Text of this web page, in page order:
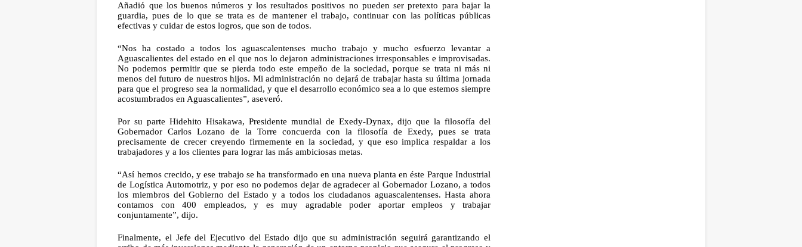
Añadió que los buenos números y los resultados positivos no pueden ser pretexto para bajar la
guardia, pues de lo que se trata es de mantener el trabajo, continuar con las políticas públicas
efectivas y cuidar de estos logros, que son de todos.
“Nos ha costado a todos los aguascalentenses mucho trabajo y mucho esfuerzo levantar a
Aguascalientes del estado en el que nos lo dejaron administraciones irresponsables e improvisadas.
No podemos permitir que se pierda todo este empeño de la sociedad, porque se trata ni más ni
menos del futuro de nuestros hijos. Mi administración no dejará de trabajar hasta su última jornada
para que el progreso sea la normalidad, y que el desarrollo económico sea a lo que estemos siempre
acostumbrados en Aguascalientes”, aseveró.
Por su parte Hidehito Hisakawa, Presidente mundial de Exedy-Dynax, dijo que la filosofía del
Gobernador Carlos Lozano de la Torre concuerda con la filosofía de Exedy, pues se trata
precisamente de crecer creyendo firmemente en la sociedad, y que eso implica respaldar a los
trabajadores y a los clientes para lograr las más ambiciosas metas.
“Así hemos crecido, y ese trabajo se ha transformado en una nueva planta en éste Parque Industrial
de Logística Automotriz, y por eso no podemos dejar de agradecer al Gobernador Lozano, a todos
los miembros del Gobierno del Estado y a todos los ciudadanos aguascalentenses. Hasta ahora
contamos con 400 empleados, y es muy agradable poder aportar empleos y trabajar
conjuntamente”, dijo.
Finalmente, el Jefe del Ejecutivo del Estado dijo que su administración seguirá garantizando el